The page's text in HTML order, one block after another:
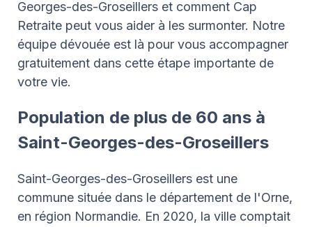
Georges-des-Groseillers et comment Cap
Retraite peut vous aider à les surmonter. Notre
équipe dévouée est là pour vous accompagner
gratuitement dans cette étape importante de
votre vie.
Population de plus de 60 ans à
Saint-Georges-des-Groseillers
Saint-Georges-des-Groseillers est une
commune située dans le département de l'Orne,
en région Normandie. En 2020, la ville comptait